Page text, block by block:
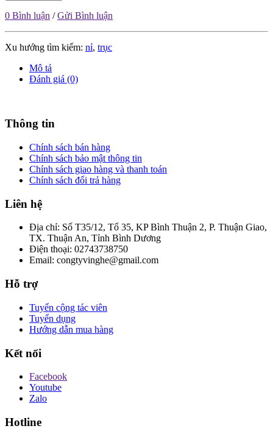
0 Bình luận /Gửi Bình luận
Xu hướng tìm kiếm: nỉ, trục
Mô tả
Đánh giá (0)
Thông tin
Chính sách bán hàng
Chính sách bảo mật thông tin
Chính sách giao hàng và thanh toán
Chính sách đổi trả hàng
Liên hệ
Địa chỉ: Số T35/12, Tổ 35, KP Bình Thuận 2, P. Thuận Giao,
TX. Thuận An, Tỉnh Bình Dương
Điện thoại: 02743738750
Email: congtyvinghe@gmail.com
Hỗ trợ
Tuyển cộng tác viên
Tuyển dụng
Hướng dẫn mua hàng
Kết nối
Facebook
Youtube
Zalo
Hotline